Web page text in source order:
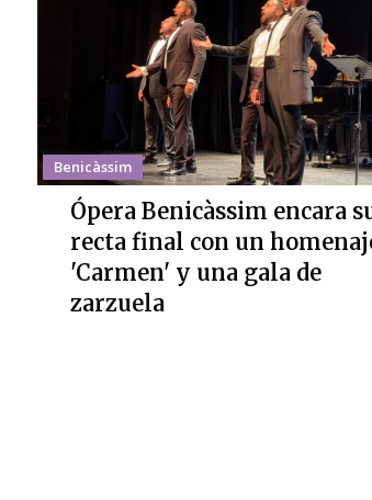
Benicàssim
Ópera Benicàssim encara
recta final con un
'Carmen' y una gala de
zarzuela